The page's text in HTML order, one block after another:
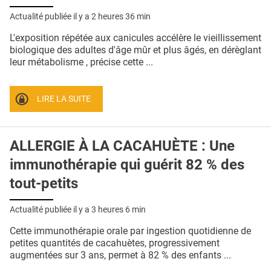
L'APP
PUBLICITÉ
CONTACT
Actualité publiée il y a 2 heures 36 min
L'exposition répétée aux canicules accélère le vieillissement
biologique des adultes d'âge mûr et plus âgés, en dérèglant
leur métabolisme , précise cette ...
LIRE LA SUITE
ALLERGIE À LA CACAHUÈTE : Une
immunothérapie qui guérit 82 % des
tout-petits
Actualité publiée il y a 3 heures 6 min
Cette immunothérapie orale par ingestion quotidienne de
petites quantités de cacahuètes, progressivement
augmentées sur 3 ans, permet à 82 % des enfants ...